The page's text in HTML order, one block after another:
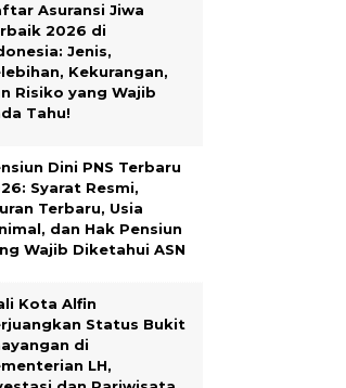
Asuransi Jiwa
2026 di
Jenis,
Kekurangan,
Risiko yang Wajib
Tahu!
Dini PNS Terbaru
Syarat Resmi,
Terbaru, Usia
dan Hak Pensiun
Wajib Diketahui ASN
Kota Alfin
Status Bukit
di
LH,